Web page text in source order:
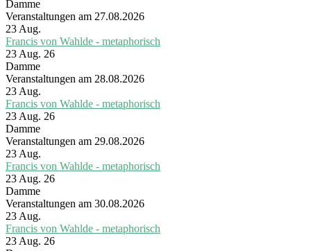
Damme
Veranstaltungen am 27.08.2026
23Aug.
Francis von Wahlde - metaphorisch
23 Aug. 26
Damme
Veranstaltungen am 28.08.2026
23Aug.
Francis von Wahlde - metaphorisch
23 Aug. 26
Damme
Veranstaltungen am 29.08.2026
23Aug.
Francis von Wahlde - metaphorisch
23 Aug. 26
Damme
Veranstaltungen am 30.08.2026
23Aug.
Francis von Wahlde - metaphorisch
23 Aug. 26